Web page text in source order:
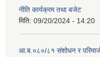
नीति कार्यक्रम तथा बजेट
मिति: 09/20/2024 - 14:20
आ.ब.०८०/८१ संशोधन र